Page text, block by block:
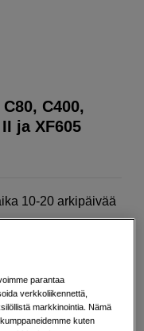
C400,
ja XF605
10-20 arkipäivää
parantaa
verkkoliikennettä,
markkinointia. Nämä
kuten